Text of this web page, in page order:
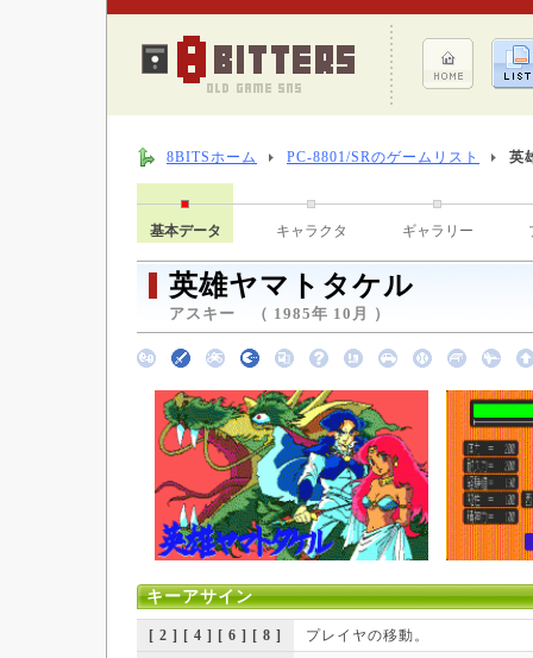
8BITSホーム PC-8801/SRのゲームリスト 英
基本データ キャラクタ ギャラリー
英雄ヤマトタケル
アスキー （ 1985年 10月 ）
キーアサイン
[ 2 ] [ 4 ] [ 6 ] [ 8 ]
プレイヤの移動。